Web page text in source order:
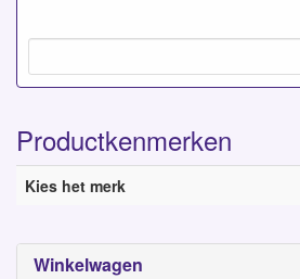
Winkelwagen
Productkenmerken
Kies het merk